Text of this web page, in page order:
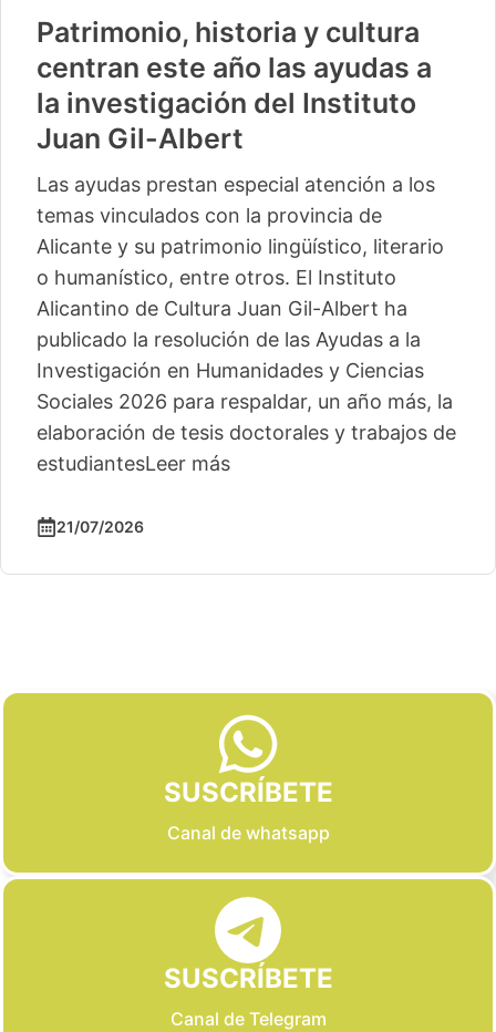
Patrimonio, historia y cultura
centran este año las ayudas a
la investigación del Instituto
Juan Gil-Albert
Las ayudas prestan especial atención a los
temas vinculados con la provincia de
Alicante y su patrimonio lingüístico, literario
o humanístico, entre otros. El Instituto
Alicantino de Cultura Juan Gil-Albert ha
publicado la resolución de las Ayudas a la
Investigación en Humanidades y Ciencias
Sociales 2026 para respaldar, un año más, la
elaboración de tesis doctorales y trabajos de
estudiantesLeer más
21/07/2026
SUSCRÍBETE
Canal de whatsapp
SUSCRÍBETE
Canal de Telegram